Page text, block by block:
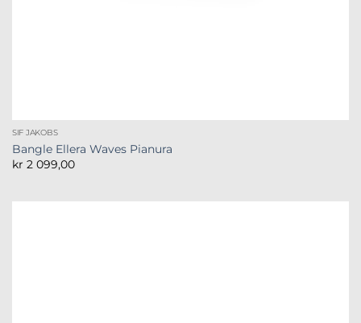
SIF JAKOBS
Bangle Ellera Waves Pianura
kr 2 099,00